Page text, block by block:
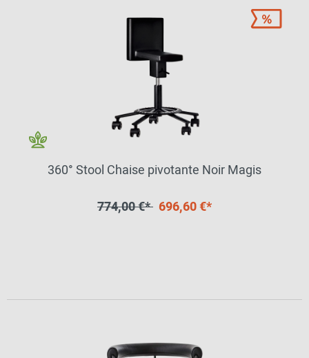
360° Stool Chaise pivotante Noir Magis
774,00 €* 696,60 €*